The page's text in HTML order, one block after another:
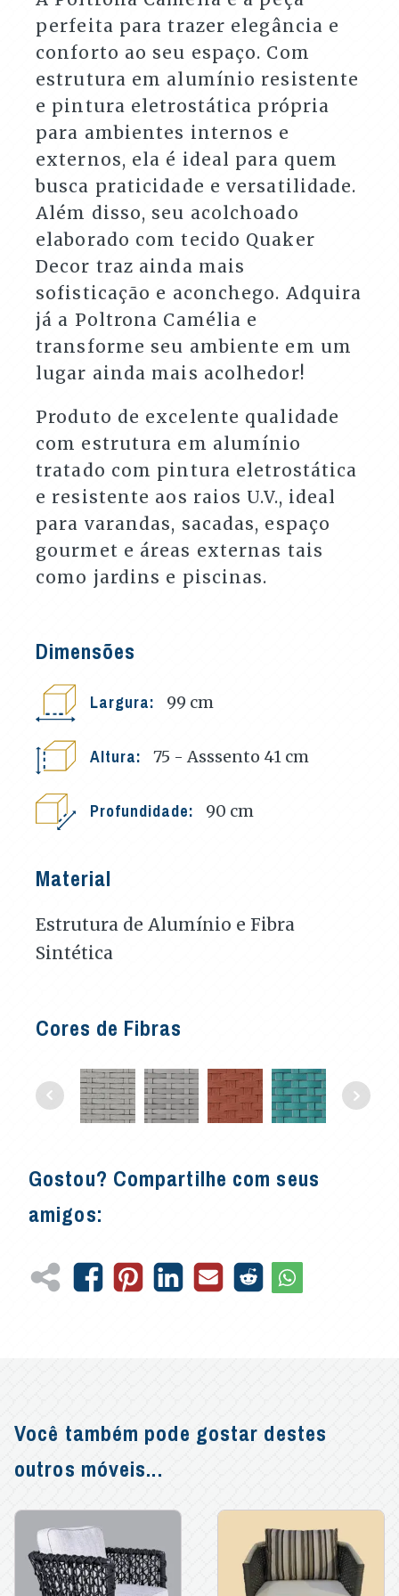
perfeita para trazer elegância e
conforto ao seu espaço. Com
estrutura em alumínio resistente
e pintura eletrostática própria
para ambientes internos e
externos, ela é ideal para quem
busca praticidade e versatilidade.
Além disso, seu acolchoado
elaborado com tecido Quaker
Decor traz ainda mais
sofisticação e aconchego. Adquira
já a Poltrona Camélia e
transforme seu ambiente em um
lugar ainda mais acolhedor!
Produto de excelente qualidade
com estrutura em alumínio
tratado com pintura eletrostática
e resistente aos raios U.V., ideal
para varandas, sacadas, espaço
gourmet e áreas externas tais
como jardins e piscinas.
Dimensões
Largura: 99 cm
Altura: 75 - Asssento 41 cm
Profundidade: 90 cm
Material
Estrutura de Alumínio e Fibra
Sintética
Cores de Fibras
Gostou? Compartilhe com seus
amigos:
Você também pode gostar destes
outros móveis...